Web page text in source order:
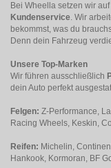
Bei Wheella setzen wir auf
Kundenservice. Wir
bekommst, was du
Denn dein Fahrzeug
Unsere Top-Marken
Wir führen ausschließlich
dein Auto perfekt
Felgen: Z-Performance,
Racing Wheels, Keskin,
Reifen: Michelin,
Hankook, Kormoran, BF